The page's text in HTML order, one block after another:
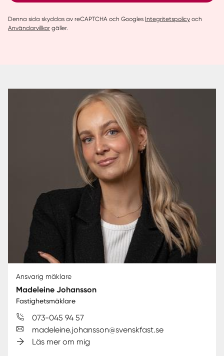
Denna sida skyddas av reCAPTCHA och Googles Integritetspolicy och
Användarvillkor gäller.
Ansvarig mäklare
Madeleine Johansson
Fastighetsmäklare
073-045 94 57
madeleine.johansson@svenskfast.se
Läs mer om mig